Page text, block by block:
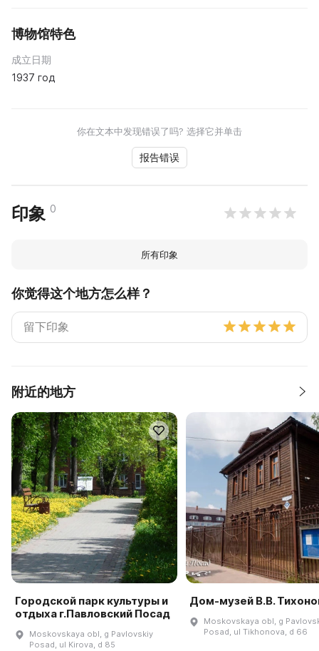
博物馆特色
成立日期
1937 год
你在文本中发现错误了吗? 选择它并单击
报告错误
印象 0
所有印象
你觉得这个地方怎么样？
附近的地方
Городской парк культуры и
отдыха г.Павловский Посад
Moskovskaya obl, g Pavlovskiy
Posad, ul Kirova, d 85
Дом-музей В.В.
Moskovskaya obl, g
Posad, ul Tikhonova, d 66